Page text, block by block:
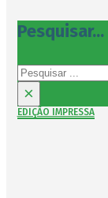
Pesquisar...
Pesquisar
×
EDIÇÃO IMPRESSA